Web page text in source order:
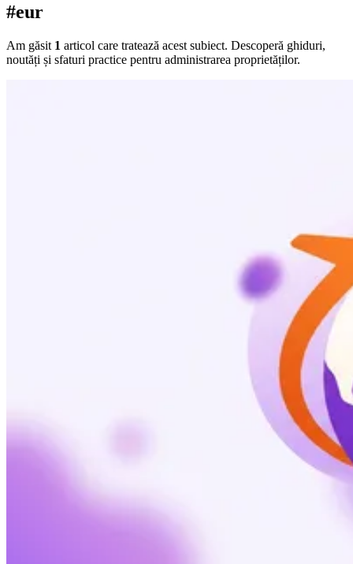
#eur
Am găsit 1 articol care tratează acest subiect. Descoperă ghiduri,
noutăți și sfaturi practice pentru administrarea proprietăților.